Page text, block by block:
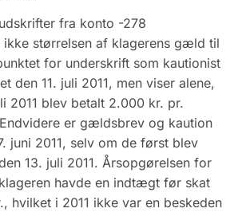
fra konto -278
ikke størrelsen af klagerens gæld til
for underskrift som kautionist
den 11. juli 2011, men viser alene,
2011 blev betalt 2.000 kr. pr.
er gældsbrev og kaution
juni 2011, selv om de først blev
13. juli 2011. Årsopgørelsen for
havde en indtægt før skat
hvilket i 2011 ikke var en beskeden